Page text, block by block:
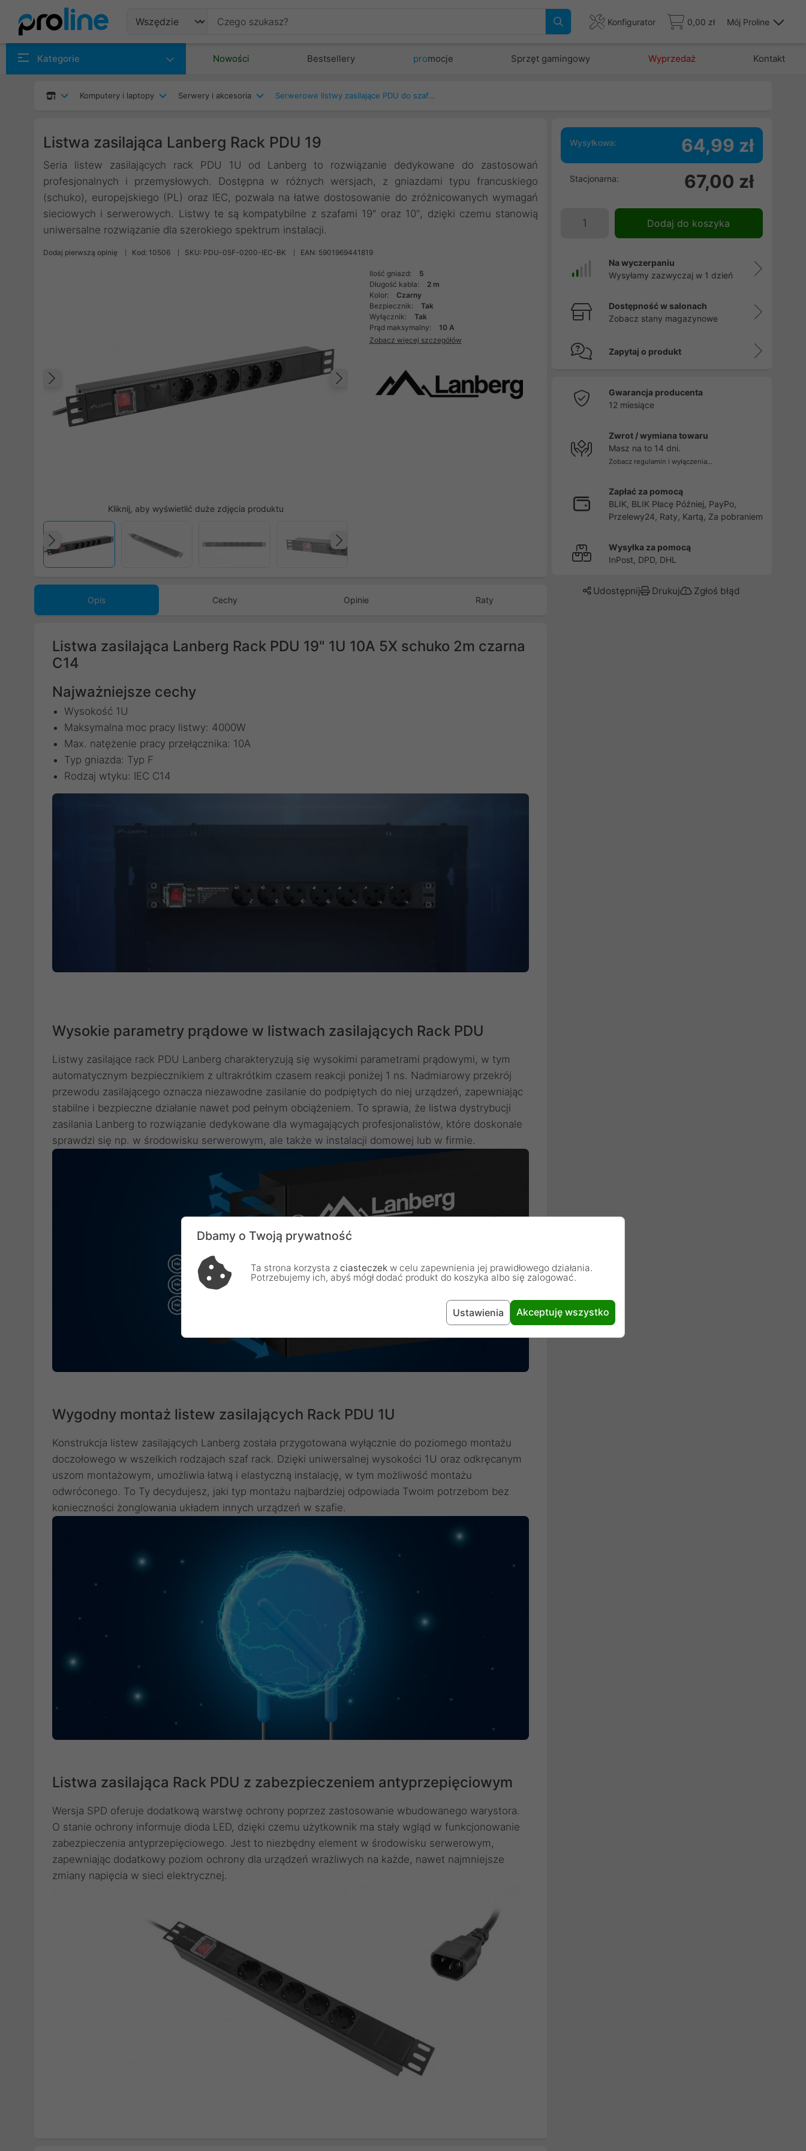
Konfigurator 0,00 zł Mój Proline
Kategorie Nowości Bestsellery promocje Sprzęt gamingowy Wyprzedaż Kontakt
Komputery i laptopy Serwery i akcesoria Serwerowe listwy zasilające PDU do szaf Rack
Listwa zasilająca Lanberg Rack PDU 19
Seria listew zasilających rack PDU 1U od Lanberg to rozwiązanie dedykowane do zastosowań
profesjonalnych i przemysłowych. Dostępna w różnych wersjach, z gniazdami typu francuskiego
(schuko), europejskiego (PL) oraz IEC, pozwala na łatwe dostosowanie do zróżnicowanych wymagań
sieciowych i serwerowych. Listwy te są kompatybilne z szafami 19" oraz 10", dzięki czemu stanowią
uniwersalne rozwiązanie dla szerokiego spektrum instalacji.
Dodaj pierwszą opinię Kod: 10506 SKU: PDU-05F-0200-IEC-BK EAN: 5901969441819
Następny
Poprzedni
Kliknij, aby wyświetlić duże zdjęcia produktu
Następny
Poprzedni
Ilość gniazd:
5
Długość kabla:
2 m
Kolor:
Czarny
Bezpiecznik:
Tak
Wyłącznik:
Tak
Prąd maksymalny:
10 A
Zobacz więcej szczegółów
Opis Cechy Opinie Raty
Listwa zasilająca Lanberg Rack PDU 19" 1U 10A 5X schuko 2m czarna
C14
Najważniejsze cechy
Wysokość 1U
Maksymalna moc pracy listwy: 4000W
Max. natężenie pracy przełącznika: 10A
Typ gniazda: Typ F
Rodzaj wtyku: IEC C14
Wysokie parametry prądowe w listwach zasilających Rack PDU
Listwy zasilające rack PDU Lanberg charakteryzują się wysokimi parametrami prądowymi, w tym
automatycznym bezpiecznikiem z ultrakrótkim czasem reakcji poniżej 1 ns. Nadmiarowy przekrój
przewodu zasilającego oznacza niezawodne zasilanie do podpiętych do niej urządzeń, zapewniając
stabilne i bezpieczne działanie nawet pod pełnym obciążeniem. To sprawia, że listwa dystrybucji
zasilania Lanberg to rozwiązanie dedykowane dla wymagających profesjonalistów, które doskonale
sprawdzi się np. w środowisku serwerowym, ale także w instalacji domowej lub w firmie.
Wygodny montaż listew zasilających Rack PDU 1U
Konstrukcja listew zasilających Lanberg została przygotowana wyłącznie do poziomego montażu
doczołowego w wszelkich rodzajach szaf rack. Dzięki uniwersalnej wysokości 1U oraz odkręcanym
uszom montażowym, umożliwia łatwą i elastyczną instalację, w tym możliwość montażu
odwróconego. To Ty decydujesz, jaki typ montażu najbardziej odpowiada Twoim potrzebom bez
konieczności żonglowania układem innych urządzeń w szafie.
Listwa zasilająca Rack PDU z zabezpieczeniem antyprzepięciowym
Wersja SPD oferuje dodatkową warstwę ochrony poprzez zastosowanie wbudowanego warystora.
O stanie ochrony informuje dioda LED, dzięki czemu użytkownik ma stały wgląd w funkcjonowanie
zabezpieczenia antyprzepięciowego. Jest to niezbędny element w środowisku serwerowym,
zapewniając dodatkowy poziom ochrony dla urządzeń wrażliwych na każde, nawet najmniejsze
zmiany napięcia w sieci elektrycznej.
Wysyłkowa: 64,99 zł
Stacjonarna: 67,00 zł
Dodaj do koszyka
Na wyczerpaniu
Wysyłamy zazwyczaj w 1 dzień
Dostępność w salonach
Zobacz stany magazynowe
Zapytaj o produkt
Gwarancja producenta
12 miesiące
Zwrot / wymiana towaru
Masz na to 14 dni.
Zobacz regulamin i wyłączenia...
Zapłać za pomocą
BLIK, BLIK Płacę Później, PayPo,
Przelewy24, Raty, Kartą, Za pobraniem
Wysyłka za pomocą
InPost, DPD, DHL
Udostępnij Drukuj Zgłoś błąd
Dbamy o Twoją prywatność
Ta strona korzysta z ciasteczek w celu zapewnienia jej prawidłowego działania.
Potrzebujemy ich, abyś mógł dodać produkt do koszyka albo się zalogować.
Ustawienia Akceptuję wszystko